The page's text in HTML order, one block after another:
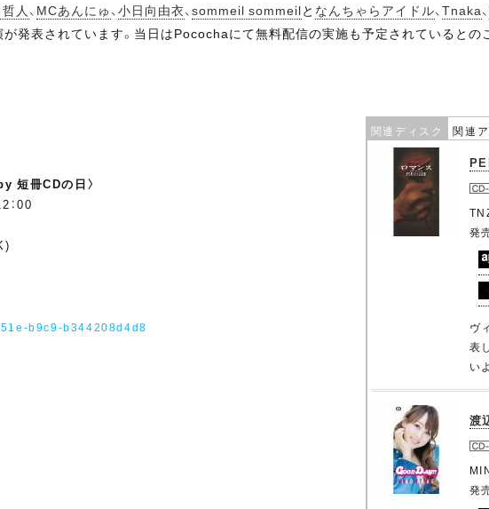
人 、 MCあんにゅ 、小日向由衣、sommeil sommeilと なんちゃらアイドル、Tnaka、
が発表されています。当日はPocochaにて無料配信の実施も予定されているとの
関連ディスク 関連
発
ヴ
表
い
渡
発
短冊CDの日〉
：00
b9c9-b344208d4d8